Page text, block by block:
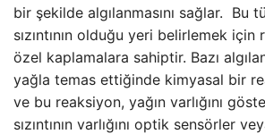
bir şekilde algılanmasını sağlar. Bu
sızıntının olduğu yeri belirlemek
özel kaplamalara sahiptir. Bazı
yağla temas ettiğinde kimyasal bir
ve bu reaksiyon, yağın varlığını
sızıntının varlığını optik sensörler